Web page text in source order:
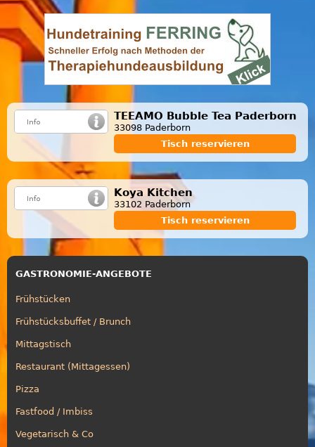
TEEAMO Bubble Tea Paderborn
33098 Paderborn
Tisch reservieren
Koya Kitchen
33102 Paderborn
Tisch reservieren
GASTRONOMIE-ANGEBOTE
Frühstücken
Frühstücksbuffet / Brunch
Mittagstisch
Restaurant (Mittagessen)
Pizza
Fastfood / Imbiss
Vegetarisch & Co